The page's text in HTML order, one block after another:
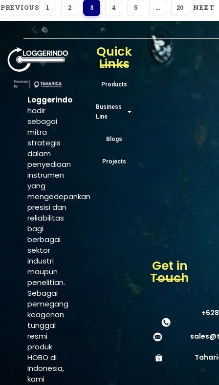
PREVIOUS 1 2 3 4 5 … 20 NEXT
Loggerindo
hadir
sebagai
mitra
strategis
dalam
penyediaan
instrumen
yang
mengedepankan
presisi dan
reliabilitas
bagi
berbagai
sektor
industri
maupun
penelitian.
Sebagai
pemegang
keagenan
tunggal
resmi
produk
HOBO di
Indonesia,
kami
Quick
Links
Products
Business
Line
Blogs
Projects
Get in
Touch